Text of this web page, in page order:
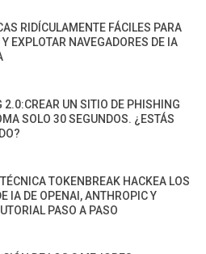
RIDÍCULAMENTE FÁCILES PARA
EXPLOTAR NAVEGADORES DE IA
2.0:CREAR UN SITIO DE PHISHING
SOLO 30 SEGUNDOS. ¿ESTÁS
TOKENBREAK HACKEA LOS
IA DE OPENAI, ANTHROPIC Y
PASO A PASO